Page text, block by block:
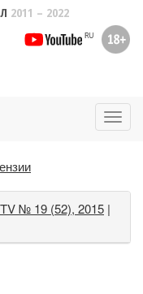
2011 – 2022
меню
№ 19 (52), 2015 |